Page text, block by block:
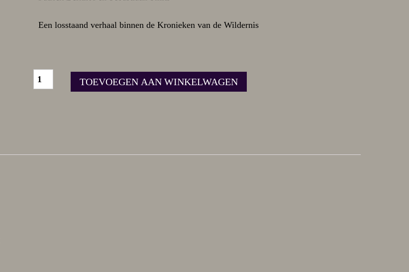
Een losstaand verhaal binnen de Kronieken van de Wildernis
TOEVOEGEN AAN WINKELWAGEN